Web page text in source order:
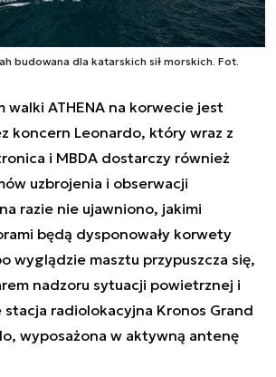
budowana dla katarskich sił morskich. Fot.
ATHENA na korwecie jest
koncern Leonardo, który wraz z
i MBDA dostarczy również
uzbrojenia i obserwacji
razie nie ujawniono, jakimi
będą dysponowały korwety
wyglądzie masztu przypuszcza się,
nadzoru sytuacji powietrznej i
radiolokacyjna Kronos Grand
wyposażona w aktywną antenę